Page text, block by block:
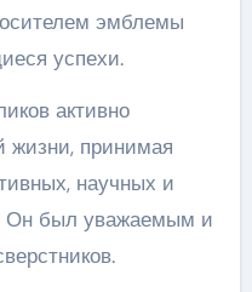
эмблемы
успехи.
активно
жизни, принимая
научных и
Он был уважаемым и